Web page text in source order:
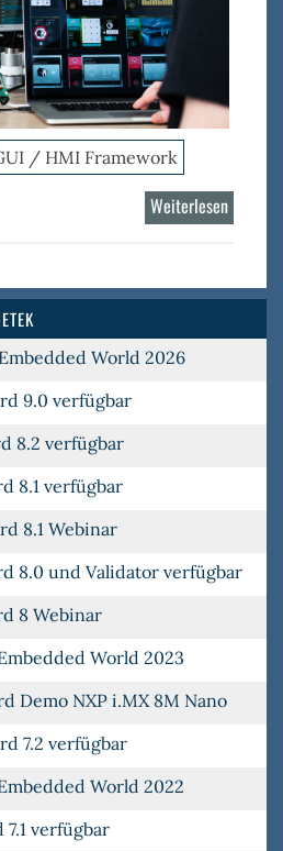
/ HMI Framework
Weiterlesen
World 2026
9.0 verfügbar
8.2 verfügbar
8.1 verfügbar
8.1 Webinar
8.0 und Validator verfügbar
8 Webinar
World 2023
Demo NXP i.MX 8M Nano
7.2 verfügbar
World 2022
7.1 verfügbar